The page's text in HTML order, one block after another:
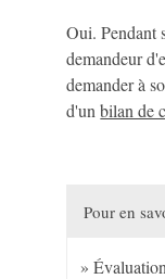
Oui. Pendant
demandeur
demander à
d'unbilan de
Pour en